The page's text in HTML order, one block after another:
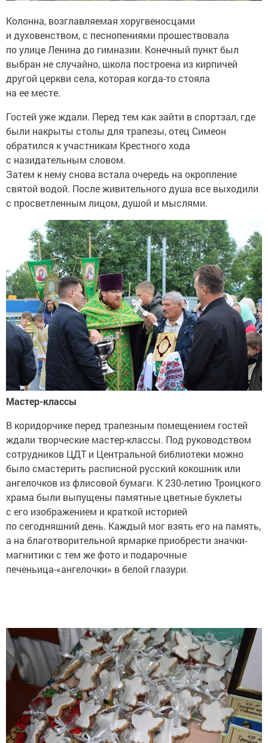
Колонна, возглавляемая хоругвеносцами
и духовенством, с песнопениями прошествовала
по улице Ленина до гимназии. Конечный пункт был
выбран не случайно, школа построена из кирпичей
другой церкви села, которая когда-то стояла
на ее месте.
Гостей уже ждали. Перед тем как зайти в спортзал, где
были накрыты столы для трапезы, отец Симеон
обратился к участникам Крестного хода
с назидательным словом.
Затем к нему снова встала очередь на окропление
святой водой. После живительного душа все выходили
с просветленным лицом, душой и мыслями.
Мастер-классы
В коридорчике перед трапезным помещением гостей
ждали творческие мастер-классы. Под руководством
сотрудников ЦДТ и Центральной библиотеки можно
было смастерить расписной русский кокошник или
ангелочков из флисовой бумаги. К 230-летию Троицкого
храма были выпущены памятные цветные буклеты
с его изображением и краткой историей
по сегодняшний день. Каждый мог взять его на память,
а на благотворительной ярмарке приобрести значки-
магнитики с тем же фото и подарочные
печеньица-«ангелочки» в белой глазури.